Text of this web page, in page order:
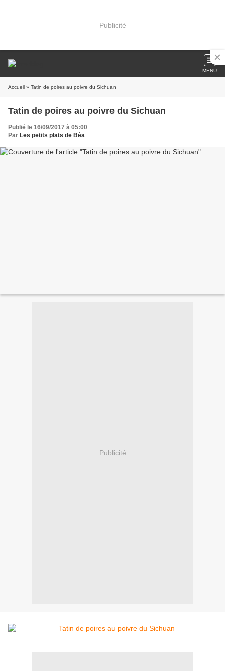
Publicité
MENU
Accueil » Tatin de poires au poivre du Sichuan
Tatin de poires au poivre du Sichuan
Publié le 16/09/2017 à 05:00
Par Les petits plats de Béa
Publicité